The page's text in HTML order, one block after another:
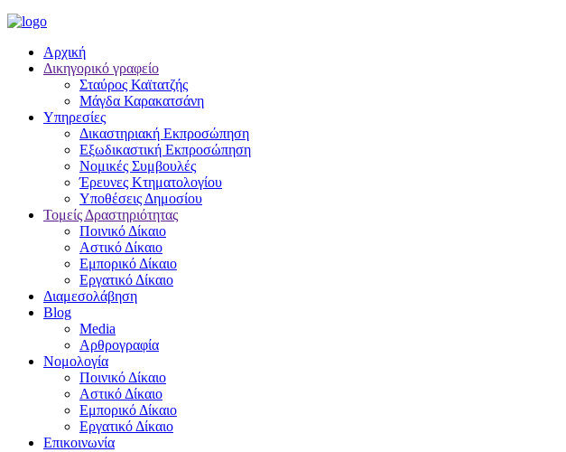
Αρχική
Δικηγορικό γραφείο
Σταύρος Καϊτατζής
Μάγδα Καρακατσάνη
Υπηρεσίες
Δικαστηριακή Εκπροσώπηση
Εξωδικαστική Εκπροσώπηση
Νομικές Συμβουλές
Έρευνες Κτηματολογίου
Υποθέσεις Δημοσίου
Τομείς Δραστηριότητας
Ποινικό Δίκαιο
Αστικό Δίκαιο
Εμπορικό Δίκαιο
Εργατικό Δίκαιο
Διαμεσολάβηση
Blog
Media
Αρθρογραφία
Νομολογία
Ποινικό Δίκαιο
Αστικό Δίκαιο
Εμπορικό Δίκαιο
Εργατικό Δίκαιο
Επικοινωνία